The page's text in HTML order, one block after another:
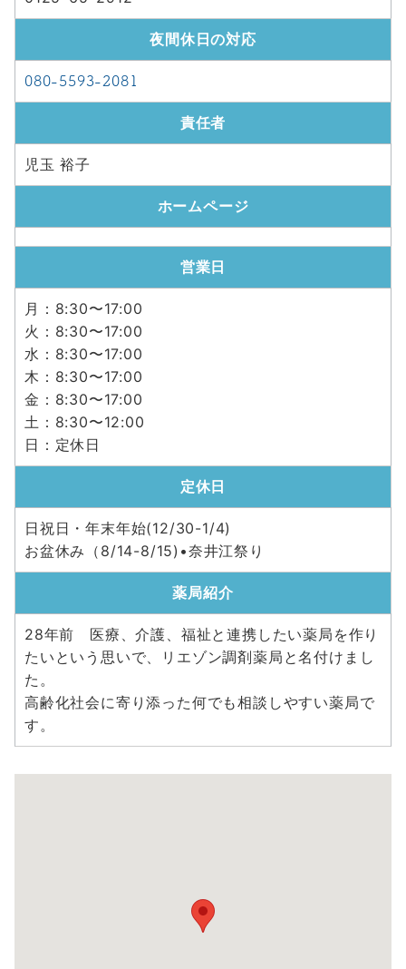
夜間休日の対応
080-5593-2081
責任者
児玉 裕子
ホームページ
営業日
月：8:30〜17:00
火：8:30〜17:00
水：8:30〜17:00
木：8:30〜17:00
金：8:30〜17:00
土：8:30〜12:00
日：定休日
定休日
日祝日・年末年始(12/30-1/4)
お盆休み（8/14-8/15)•奈井江祭り
薬局紹介
28年前 医療、介護、福祉と連携したい薬局を作り
たいという思いで、リエゾン調剤薬局と名付けまし
た。
高齢化社会に寄り添った何でも相談しやすい薬局で
す。